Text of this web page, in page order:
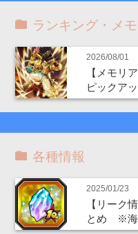
ランキング・メ
2026/08/01
【メモリ
ピックア
各種情報
2025/01/23
【リーク
とめ ※海